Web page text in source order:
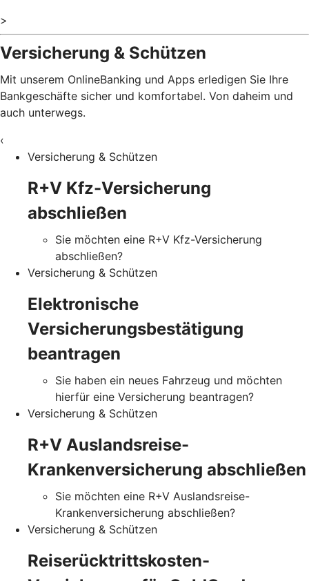
>
Versicherung & Schützen
Mit unserem OnlineBanking und Apps erledigen Sie Ihre
Bankgeschäfte sicher und komfortabel. Von daheim und
auch unterwegs.
‹
Versicherung & Schützen
R+V Kfz-Versicherung
abschließen
Sie möchten eine R+V Kfz-Versicherung
abschließen?
Versicherung & Schützen
Elektronische
Versicherungsbestätigung
beantragen
Sie haben ein neues Fahrzeug und möchten
hierfür eine Versicherung beantragen?
Versicherung & Schützen
R+V Auslandsreise-
Krankenversicherung abschließen
Sie möchten eine R+V Auslandsreise-
Krankenversicherung abschließen?
Versicherung & Schützen
Reiserücktrittskosten-